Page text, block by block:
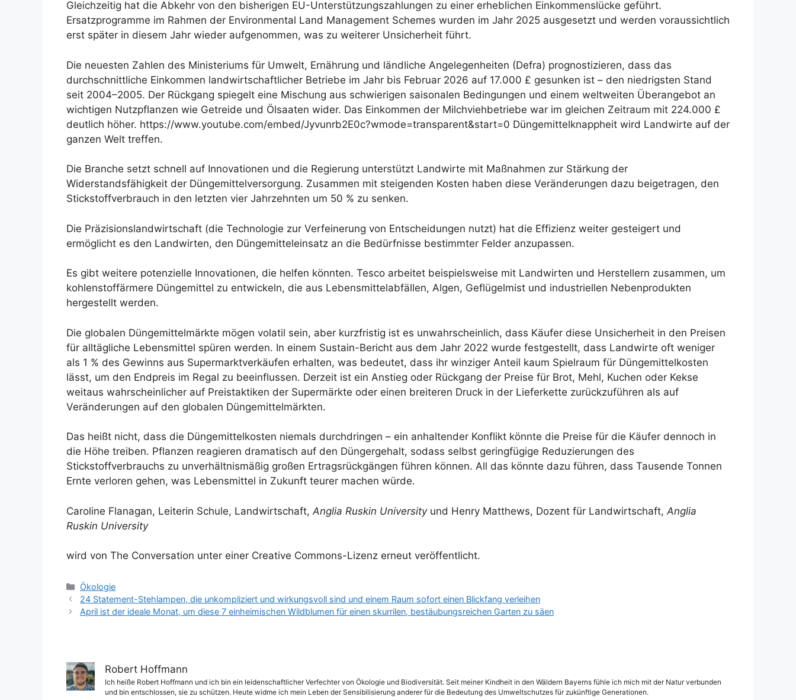
Gleichzeitig hat die Abkehr von den bisherigen EU-Unterstützungszahlungen zu einer erheblichen Einkommenslücke geführt.
Ersatzprogramme im Rahmen der Environmental Land Management Schemes wurden im Jahr 2025 ausgesetzt und werden voraussichtlich
erst später in diesem Jahr wieder aufgenommen, was zu weiterer Unsicherheit führt.
Die neuesten Zahlen des Ministeriums für Umwelt, Ernährung und ländliche Angelegenheiten (Defra) prognostizieren, dass das
durchschnittliche Einkommen landwirtschaftlicher Betriebe im Jahr bis Februar 2026 auf 17.000 £ gesunken ist – den niedrigsten Stand
seit 2004–2005. Der Rückgang spiegelt eine Mischung aus schwierigen saisonalen Bedingungen und einem weltweiten Überangebot an
wichtigen Nutzpflanzen wie Getreide und Ölsaaten wider. Das Einkommen der Milchviehbetriebe war im gleichen Zeitraum mit 224.000 £
deutlich höher. https://www.youtube.com/embed/Jyvunrb2E0c?wmode=transparent&start=0 Düngemittelknappheit wird Landwirte auf der
ganzen Welt treffen.
Die Branche setzt schnell auf Innovationen und die Regierung unterstützt Landwirte mit Maßnahmen zur Stärkung der
Widerstandsfähigkeit der Düngemittelversorgung. Zusammen mit steigenden Kosten haben diese Veränderungen dazu beigetragen, den
Stickstoffverbrauch in den letzten vier Jahrzehnten um 50 % zu senken.
Die Präzisionslandwirtschaft (die Technologie zur Verfeinerung von Entscheidungen nutzt) hat die Effizienz weiter gesteigert und
ermöglicht es den Landwirten, den Düngemitteleinsatz an die Bedürfnisse bestimmter Felder anzupassen.
Es gibt weitere potenzielle Innovationen, die helfen könnten. Tesco arbeitet beispielsweise mit Landwirten und Herstellern zusammen, um
kohlenstoffärmere Düngemittel zu entwickeln, die aus Lebensmittelabfällen, Algen, Geflügelmist und industriellen Nebenprodukten
hergestellt werden.
Die globalen Düngemittelmärkte mögen volatil sein, aber kurzfristig ist es unwahrscheinlich, dass Käufer diese Unsicherheit in den Preisen
für alltägliche Lebensmittel spüren werden. In einem Sustain-Bericht aus dem Jahr 2022 wurde festgestellt, dass Landwirte oft weniger
als 1 % des Gewinns aus Supermarktverkäufen erhalten, was bedeutet, dass ihr winziger Anteil kaum Spielraum für Düngemittelkosten
lässt, um den Endpreis im Regal zu beeinflussen. Derzeit ist ein Anstieg oder Rückgang der Preise für Brot, Mehl, Kuchen oder Kekse
weitaus wahrscheinlicher auf Preistaktiken der Supermärkte oder einen breiteren Druck in der Lieferkette zurückzuführen als auf
Veränderungen auf den globalen Düngemittelmärkten.
Das heißt nicht, dass die Düngemittelkosten niemals durchdringen – ein anhaltender Konflikt könnte die Preise für die Käufer dennoch in
die Höhe treiben. Pflanzen reagieren dramatisch auf den Düngergehalt, sodass selbst geringfügige Reduzierungen des
Stickstoffverbrauchs zu unverhältnismäßig großen Ertragsrückgängen führen können. All das könnte dazu führen, dass Tausende Tonnen
Ernte verloren gehen, was Lebensmittel in Zukunft teurer machen würde.
Caroline Flanagan, Leiterin Schule, Landwirtschaft, Anglia Ruskin Universityund Henry Matthews, Dozent für Landwirtschaft, Anglia
Ruskin University
wird von The Conversation unter einer Creative Commons-Lizenz erneut veröffentlicht.
Kategorien
Ökologie
24 Statement-Stehlampen, die unkompliziert und wirkungsvoll sind und einem Raum sofort einen Blickfang verleihen
April ist der ideale Monat, um diese 7 einheimischen Wildblumen für einen skurrilen, bestäubungsreichen Garten zu säen
Robert Hoffmann
Ich heiße Robert Hoffmann und ich bin ein leidenschaftlicher Verfechter von Ökologie und Biodiversität. Seit meiner Kindheit in den Wäldern Bayerns fühle ich mich mit der Natur verbunden
und bin entschlossen, sie zu schützen. Heute widme ich mein Leben der Sensibilisierung anderer für die Bedeutung des Umweltschutzes für zukünftige Generationen.